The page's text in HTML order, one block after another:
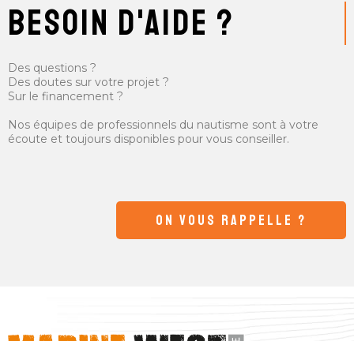
besoin d'aide ?
Des questions ?
Des doutes sur votre projet ?
Sur le financement ?
Nos équipes de professionnels du nautisme sont à votre
écoute et toujours disponibles pour vous conseiller.
ON VOUS RAPPELLE ?